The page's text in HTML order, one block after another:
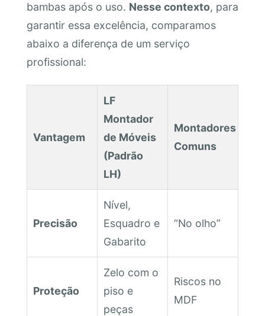
bambas após o uso. Nesse contexto, para
garantir essa excelência, comparamos
abaixo a diferença de um serviço
profissional:
Vantagem
LF
Montador
de Móveis
(Padrão
LH)
Montadores
Comuns
Precisão
Nível,
Esquadro e
Gabarito
“No olho”
Proteção
Zelo com o
piso e
peças
Riscos no
MDF